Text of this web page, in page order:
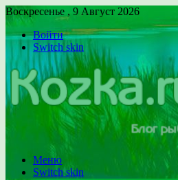
Воскресенье , 9 Август 2026
Войти
Switch skin
Меню
Switch skin